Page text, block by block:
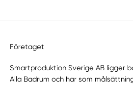
Företaget
Smartproduktion Sverige AB ligger
Alla Badrum och har som